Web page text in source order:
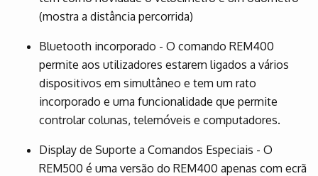
(mostra a distância percorrida)
Bluetooth incorporado - O comando REM400
permite aos utilizadores estarem ligados a vários
dispositivos em simultâneo e tem um rato
incorporado e uma funcionalidade que permite
controlar colunas, telemóveis e computadores.
Display de Suporte a Comandos Especiais - O
REM500 é uma versão do REM400 apenas com ecrã